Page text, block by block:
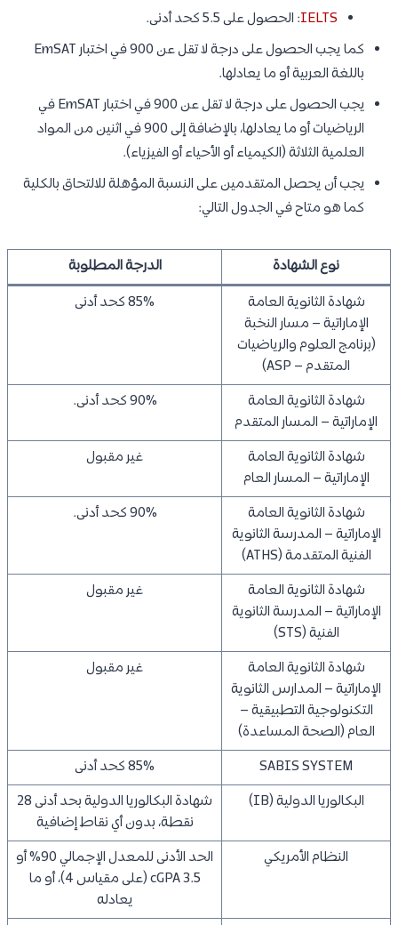
IELTS: الحصول على 5.5 كحد أدنى.
كما يجب الحصول على درجة لا تقل عن 900 في اختبار EmSAT
باللغة العربية أو ما يعادلها.
يجب الحصول على درجة لا تقل عن 900 في اختبار EmSAT في
الرياضيات أو ما يعادلها، بالإضافة إلى 900 في اثنين من المواد
العلمية الثلاثة (الكيمياء أو الأحياء أو الفيزياء).
يجب أن يحصل المتقدمين على النسبة المؤهلة للالتحاق بالكلية
كما هو متاح في الجدول التالي:
نوع الشهادة
الدرجة المطلوبة
شهادة الثانوية العامة
الإماراتية – مسار النخبة
(برنامج العلوم والرياضيات
المتقدم – ASP)
85% كحد أدنى
شهادة الثانوية العامة
الإماراتية – المسار المتقدم
90% كحد أدنى.
شهادة الثانوية العامة
الإماراتية – المسار العام
غير مقبول
شهادة الثانوية العامة
الإماراتية – المدرسة الثانوية
الفنية المتقدمة (ATHS)
90% كحد أدنى.
شهادة الثانوية العامة
الإماراتية – المدرسة الثانوية
الفنية (STS)
غير مقبول
شهادة الثانوية العامة
الإماراتية – المدارس الثانوية
التكنولوجية التطبيقية –
العام (الصحة المساعدة)
غير مقبول
SABIS SYSTEM
85% كحد أدنى
البكالوريا الدولية (IB)
شهادة البكالوريا الدولية بحد أدنى 28
نقطة، بدون أي نقاط إضافية
النظام الأمريكي
الحد الأدنى للمعدل الإجمالي 90% أو
cGPA 3.5 (على مقياس 4)، أو ما
يعادله